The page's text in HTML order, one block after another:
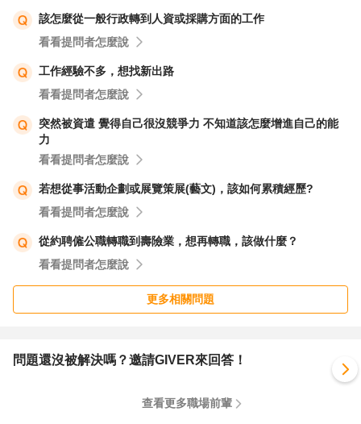
擾。同時，評估新工作的時間表和面試進度，看是否能夠符
合您目前的情況。
最重要的是聆聽內心的聲音。相信自己的直覺和感受。如果
有強烈的興趣和渴望去追求新的機會，那麼或許是時候考慮
轉換職業道路了。
以上回覆，希望能幫助你在做出決定時保持勇氣和自信：）
ＪＴ
該怎麼從一般行政轉到人資或採購方面的工作
看看提問者怎麼說
工作經驗不多，想找新出路
看看提問者怎麼說
突然被資遣 覺得自己很沒競爭力 不知道該怎麼增進自己的能
力
看看提問者怎麼說
若想從事活動企劃或展覽策展(藝文)，該如何累積經歷?
看看提問者怎麼說
從約聘僱公職轉職到壽險業，想再轉職，該做什麼？
看看提問者怎麼說
更多相關問題
問題還沒被解決嗎？邀請GIVER來回答！
查看更多職場前輩